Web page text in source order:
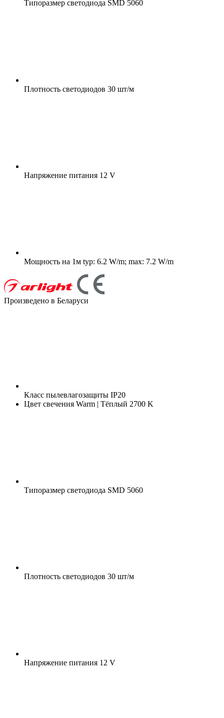
Типоразмер светодиода SMD 5060
Плотность светодиодов 30 шт/м
Напряжение питания 12 V
Мощность на 1м typ: 6.2 W/m; max: 7.2 W/m
Произведено в Беларуси
Класс пылевлагозащиты IP20
Цвет свечения Warm | Тёплый 2700 K
Типоразмер светодиода SMD 5060
Плотность светодиодов 30 шт/м
Напряжение питания 12 V